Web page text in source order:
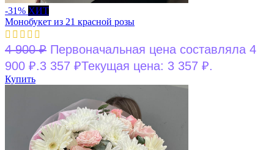
-31% ХИТ
Монобукет из 21 красной розы
4 900₽ Первоначальная цена составляла 4
900 ₽.3 357 ₽Текущая цена: 3 357 ₽.
Купить